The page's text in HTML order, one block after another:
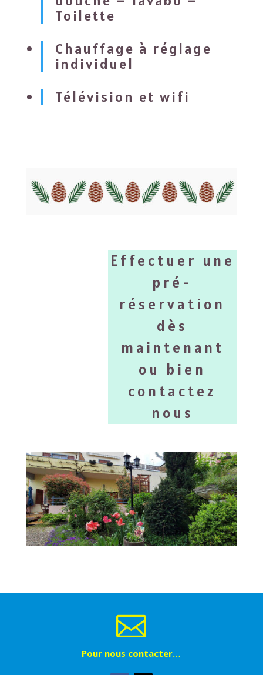
Toilette
Chauffage à réglage
individuel
Télévision et wifi
Effectuer une
pré-
réservation
dès
maintenant
ou bien
contactez
nous

Pour nous contacter…